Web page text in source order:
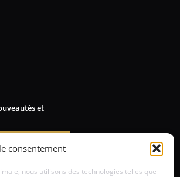
consentement
nous utilisons des technologies telles que
et